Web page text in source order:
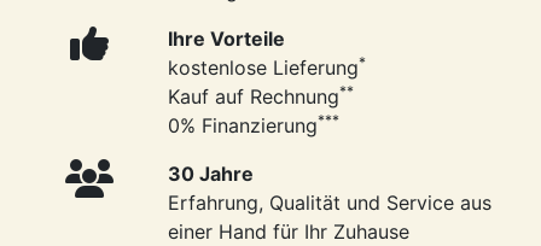
Ihre Vorteile
kostenlose Lieferung*
Kauf auf Rechnung**
0% Finanzierung***
30 Jahre
Erfahrung, Qualität und Service aus
einer Hand für Ihr Zuhause